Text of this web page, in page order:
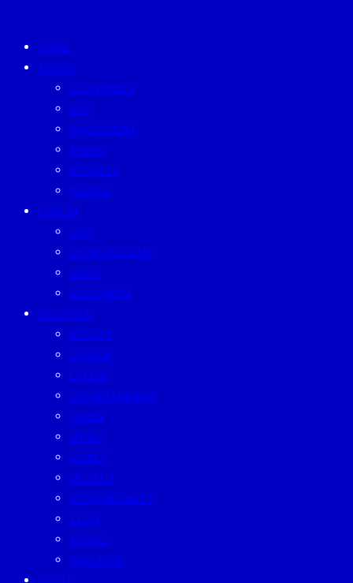
HOME
TODAY
ECONOMICS
ESG
INVESTMENT
TREND
BUSINESS
PEOPLE
FORUM
CEO
ENTREPRENEUR
GURU
SUSTAINISM
LIFESTYLE
BEAUTY
CAREER
EATERY
ENTERTAINMENT
FAMILY
LIVING
MONEY
MUTELU
SUSTAINABILITY
TECH
TRAVEL
WELLNESS